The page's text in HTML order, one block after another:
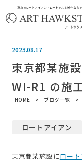
東京でロートアイアン・ロートアルミ製作なら
2023.08.17
東京都某施
WI-R1 の施
HOME ブログ一覧
ロートアイアン
東京都某施設にロート